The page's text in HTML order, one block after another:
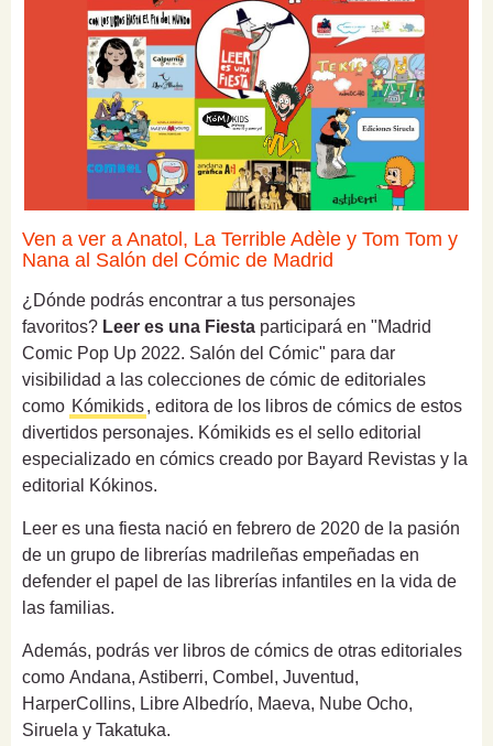
Ven a ver a Anatol, La Terrible Adèle y Tom Tom y
Nana al Salón del Cómic de Madrid
¿Dónde podrás encontrar a tus personajes
favoritos? Leer es una Fiesta participará en "Madrid
Comic Pop Up 2022. Salón del Cómic" para dar
visibilidad a las colecciones de cómic de editoriales
como Kómikids, editora de los libros de cómics de estos
divertidos personajes. Kómikids es el sello editorial
especializado en cómics creado por Bayard Revistas y la
editorial Kókinos.
Leer es una fiesta nació en febrero de 2020 de la pasión
de un grupo de librerías madrileñas empeñadas en
defender el papel de las librerías infantiles en la vida de
las familias.
Además, podrás ver libros de cómics de otras editoriales
como Andana, Astiberri, Combel, Juventud,
HarperCollins, Libre Albedrío, Maeva, Nube Ocho,
Siruela y Takatuka.